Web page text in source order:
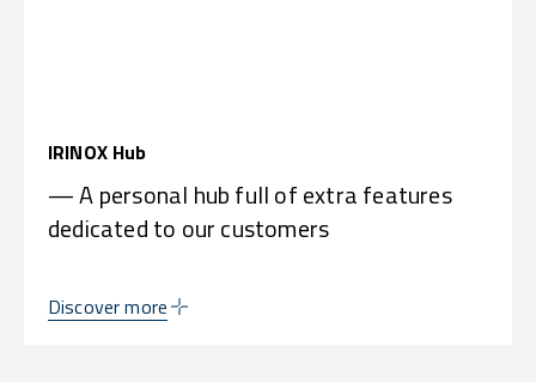
IRINOX Hub
— A personal hub full of extra features
dedicated to our customers
Discover more